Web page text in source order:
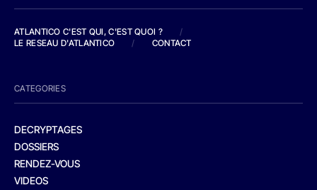
ATLANTICO C'EST QUI, C'EST QUOI ?
/
LE RESEAU D'ATLANTICO
/ CONTACT
CATEGORIES
DECRYPTAGES
DOSSIERS
RENDEZ-VOUS
VIDEOS